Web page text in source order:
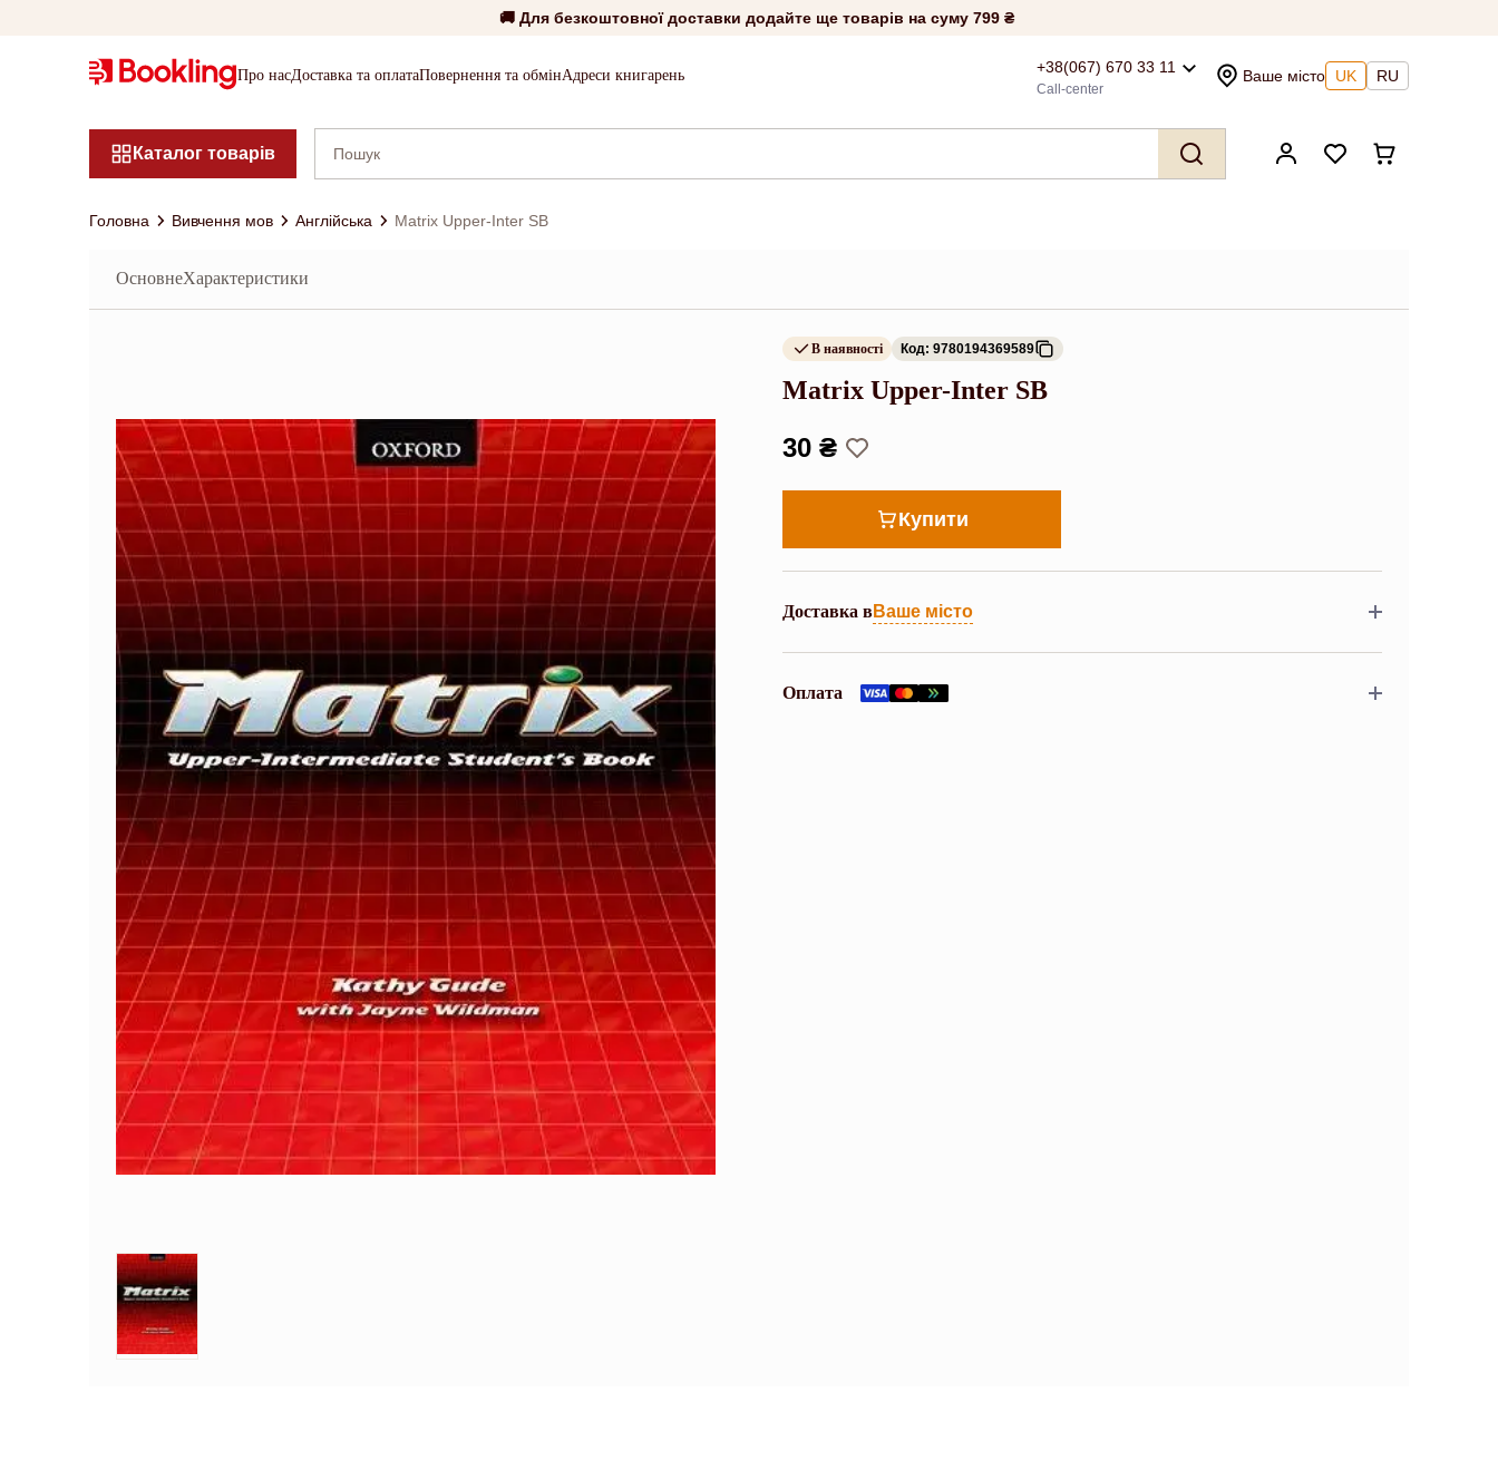
🚚 Для безкоштовної доставки додайте ще товарів на суму 799 ₴
Про насДоставка та оплатаПовернення та обмінАдреси книгарень +38(067) 670 33 11
Call-center
Ваше місто UK RU
Каталог товарів
Головна Вивчення мов Англійська Matrix Upper-Inter SB
ОсновнеХарактеристики
В наявності Код: 9780194369589
Matrix Upper-Inter SB
30 ₴
Купити
Доставка вВаше місто
Оплата